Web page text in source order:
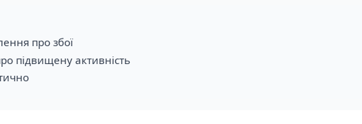
про збої
підвищену активність